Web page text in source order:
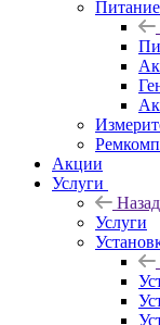
Питание
Акции
Услуги
Назад
Услуги